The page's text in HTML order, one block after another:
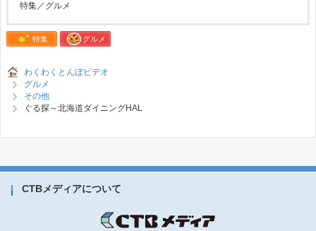
特集／グルメ
特集 グルメ
わくわくとんぼビデオ
グルメ
その他
ぐる探～北海道ダイニングHAL
CTBメディアについて